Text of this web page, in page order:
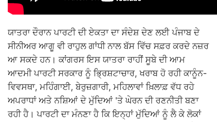
ਯਾਤਰਾ ਦੌਰਾਨ ਪਾਰਟੀ ਦੀ ਏਕਤਾ ਦਾ ਸੰਦੇਸ਼ ਦੇਣ ਲਈ ਪੰਜਾਬ ਦੇ
ਸੀਨੀਅਰ ਆਗੂ ਵੀ ਰਾਹੁਲ ਗਾਂਧੀ ਨਾਲ ਬੱਸ ਵਿੱਚ ਸਫ਼ਰ ਕਰਦੇ ਨਜ਼ਰ
ਆ ਸਕਦੇ ਹਨ। ਕਾਂਗਰਸ ਇਸ ਯਾਤਰਾ ਰਾਹੀਂ ਸੂਬੇ ਦੀਆਮ
ਆਦਮੀ ਪਾਰਟੀਸਰਕਾਰ ਨੂੰ ਭ੍ਰਿਸ਼ਟਾਚਾਰ, ਖਰਾਬ ਹੋ ਰਹੀ ਕਾਨੂੰਨ-
ਵਿਵਸਥਾ, ਮਹਿੰਗਾਈ, ਬੇਰੁਜ਼ਗਾਰੀ, ਮਹਿਲਾਵਾਂ ਖ਼ਿਲਾਫ਼ ਵੱਧ ਰਹੇ
ਅਪਰਾਧਾਂ ਅਤੇ ਨਸ਼ਿਆਂ ਦੇ ਮੁੱਦਿਆਂ 'ਤੇ ਘੇਰਨ ਦੀ ਰਣਨੀਤੀ ਬਣਾ
ਰਹੀ ਹੈ। ਪਾਰਟੀ ਦਾ ਮੰਨਣਾ ਹੈ ਕਿ ਇਨ੍ਹਾਂ ਮੁੱਦਿਆਂ ਨੂੰ ਲੈ ਕੇ ਲੋਕਾਂ